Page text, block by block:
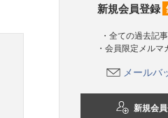
新規会員登録
・全ての過去記
・会員限定メル
メールバ
新規会